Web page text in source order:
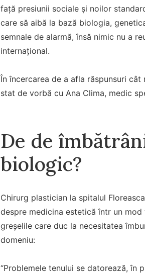
față presiunii sociale și noilor
care să aibă la bază biologia,
semnale de alarmă, însă nimic nu a
internațional.
În încercarea de a afla răspunsuri
stat de vorbă cu Ana Clima, medic
De de
biologic?
Chirurg plastician la spitalul
despre medicina estetică într un
greșelile care duc la necesitatea
domeniu:
“Problemele tenului se datorează, în